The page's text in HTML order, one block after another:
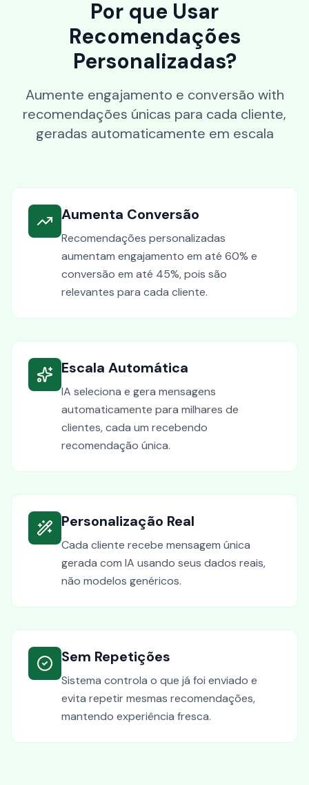
Por que Usar
Recomendações
Personalizadas?
Aumente engajamento e conversão with
recomendações únicas para cada cliente,
geradas automaticamente em escala
Aumenta Conversão
Recomendações personalizadas
aumentam engajamento em até 60% e
conversão em até 45%, pois são
relevantes para cada cliente.
Escala Automática
IA seleciona e gera mensagens
automaticamente para milhares de
clientes, cada um recebendo
recomendação única.
Personalização Real
Cada cliente recebe mensagem única
gerada com IA usando seus dados reais,
não modelos genéricos.
Sem Repetições
Sistema controla o que já foi enviado e
evita repetir mesmas recomendações,
mantendo experiência fresca.